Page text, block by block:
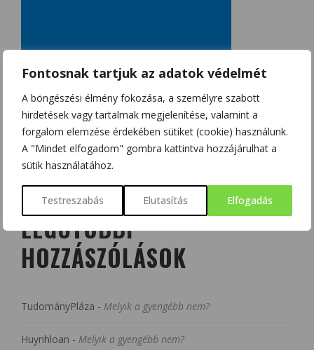
Fontosnak tartjuk az adatok védelmét
A böngészési élmény fokozása, a személyre szabott
hirdetések vagy tartalmak megjelenítése, valamint a
forgalom elemzése érdekében sütiket (cookie) használunk.
A "Mindet elfogadom" gombra kattintva hozzájárulhat a
sütik használatához.
Testreszabás Elutasítás Elfogadás
LEGUTÓBBI
HOZZÁSZÓLÁSOK
TudományPláza - Melyik a gyengébb nem?
Huynhloan - Melyik a gyengébb nem?